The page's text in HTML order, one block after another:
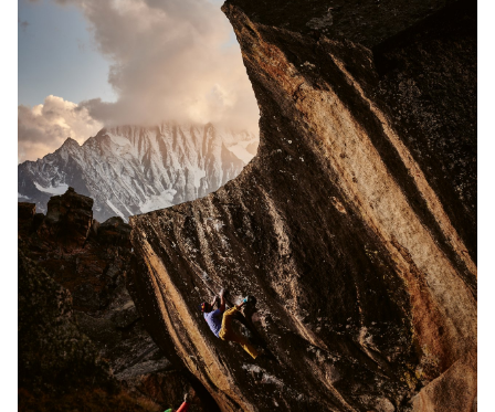
Sommario
Editoriale
Editoriale
Alpinisti
fuori
dagli
schemi?
Introduzione